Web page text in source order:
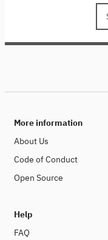
low-bit
delve into
efficiency and
focus on low-bit
boundaries of
SAP and the Hasso
More information
About Us
Code of Conduct
Open Source
Help
FAQ